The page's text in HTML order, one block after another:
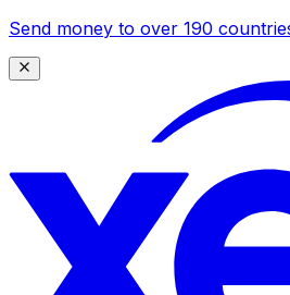
Send money to over 190